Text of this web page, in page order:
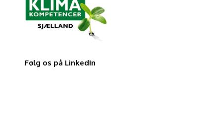
Følg os på LinkedIn